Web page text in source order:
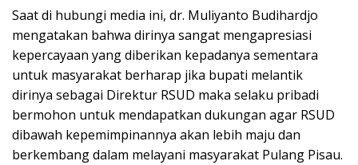
Saat di hubungi media ini, dr. Muliyanto Budihardjo
mengatakan bahwa dirinya sangat mengapresiasi
kepercayaan yang diberikan kepadanya sementara
untuk masyarakat berharap jika bupati melantik
dirinya sebagai Direktur RSUD maka selaku pribadi
bermohon untuk mendapatkan dukungan agar RSUD
dibawah kepemimpinannya akan lebih maju dan
berkembang dalam melayani masyarakat Pulang Pisau.